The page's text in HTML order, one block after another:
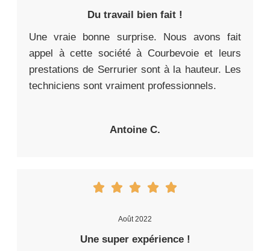
Du travail bien fait !
Une vraie bonne surprise. Nous avons fait
appel à cette société à Courbevoie et leurs
prestations de Serrurier sont à la hauteur. Les
techniciens sont vraiment professionnels.
Antoine C.
Août 2022
Une super expérience !